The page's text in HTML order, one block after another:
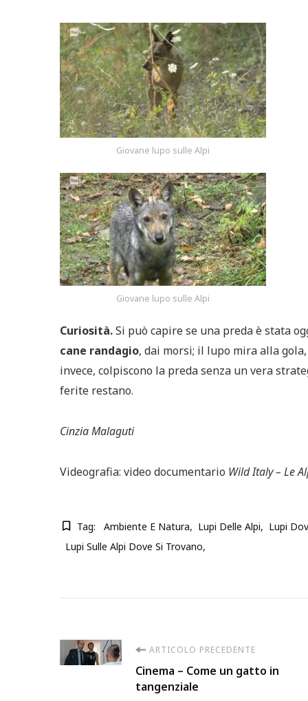
Giovane lupo sulle Alpi
Giovane lupo sulle Alpi
Curiosità.Si può capire se una preda è stata
cane randagio, dai morsi; il lupo mira alla
invece, colpiscono la preda senza un vera
ferite restano.
Cinzia Malaguti
Videografia: video documentario Wild Italy – Le
Tag: Ambiente E Natura Lupi Delle Alpi Lupi
Lupi Sulle Alpi Dove Si Trovano
Navigazione
articoli
ARTICOLO PRECEDENTE
Cinema – Come un gatto in
tangenziale